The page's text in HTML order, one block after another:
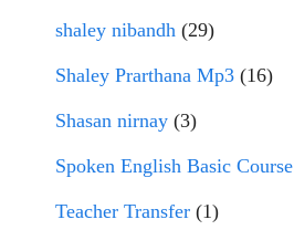
shaley nibandh (29)
Shaley Prarthana Mp3 (16)
Shasan nirnay (3)
Spoken English Basic Course
Teacher Transfer (1)